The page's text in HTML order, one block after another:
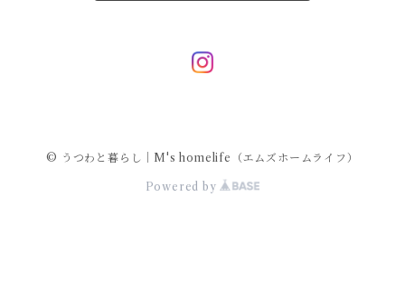
© うつわと暮らし｜M's homelife（エムズホームライフ）
Powered by